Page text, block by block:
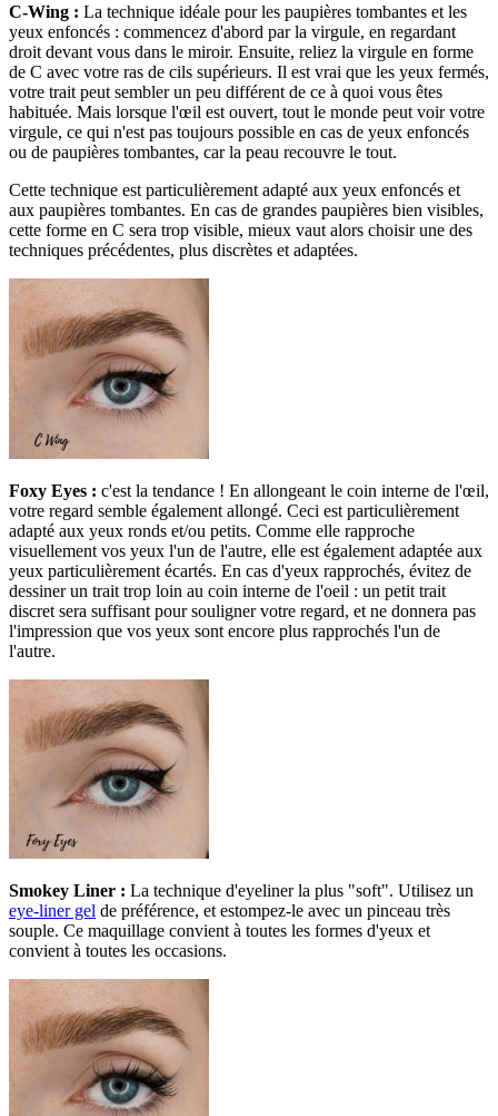
C-Wing : La technique idéale pour les paupières tombantes et les
yeux enfoncés : commencez d'abord par la virgule, en regardant
droit devant vous dans le miroir. Ensuite, reliez la virgule en forme
de C avec votre ras de cils supérieurs. Il est vrai que les yeux fermés,
votre trait peut sembler un peu différent de ce à quoi vous êtes
habituée. Mais lorsque l'œil est ouvert, tout le monde peut voir votre
virgule, ce qui n'est pas toujours possible en cas de yeux enfoncés
ou de paupières tombantes, car la peau recouvre le tout.
Cette technique est particulièrement adapté aux yeux enfoncés et
aux paupières tombantes. En cas de grandes paupières bien visibles,
cette forme en C sera trop visible, mieux vaut alors choisir une des
techniques précédentes, plus discrètes et adaptées.
Foxy Eyes : c'est la tendance ! En allongeant le coin interne de l'œil,
votre regard semble également allongé. Ceci est particulièrement
adapté aux yeux ronds et/ou petits. Comme elle rapproche
visuellement vos yeux l'un de l'autre, elle est également adaptée aux
yeux particulièrement écartés. En cas d'yeux rapprochés, évitez de
dessiner un trait trop loin au coin interne de l'oeil : un petit trait
discret sera suffisant pour souligner votre regard, et ne donnera pas
l'impression que vos yeux sont encore plus rapprochés l'un de
l'autre.
Smokey Liner : La technique d'eyeliner la plus "soft". Utilisez un
eye-liner gel de préférence, et estompez-le avec un pinceau très
souple. Ce maquillage convient à toutes les formes d'yeux et
convient à toutes les occasions.